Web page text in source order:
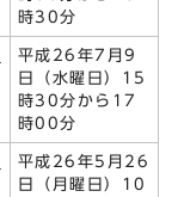
時30分
平成26年7月9
日（水曜日）15
時30分から17
時00分
平成26年5月26
日（月曜日）10